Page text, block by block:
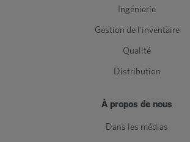
Ingénierie
Gestion de l'inventaire
Qualité
Distribution
À propos de nous
Dans les médias